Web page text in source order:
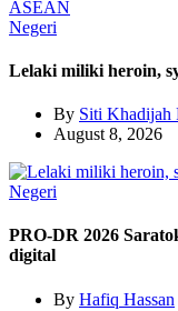
Negeri
Lelaki miliki heroin,
By Siti Khadijah
August 8, 2026
Negeri
PRO-DR 2026
digital
By Hafiq Hassan